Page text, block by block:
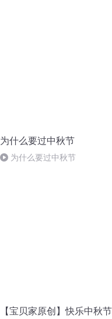
为什么要过中秋节
为什么要过中秋节
【宝贝家原创】快乐中秋节